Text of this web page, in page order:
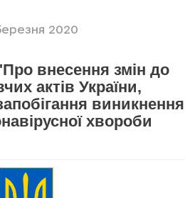
2020
внесення змін до
актів України,
виникнення
хвороби